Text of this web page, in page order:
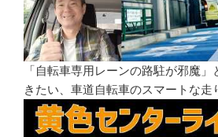
「自転車専用レーンの路駐が邪魔
きたい、車道自転車のスマートな走